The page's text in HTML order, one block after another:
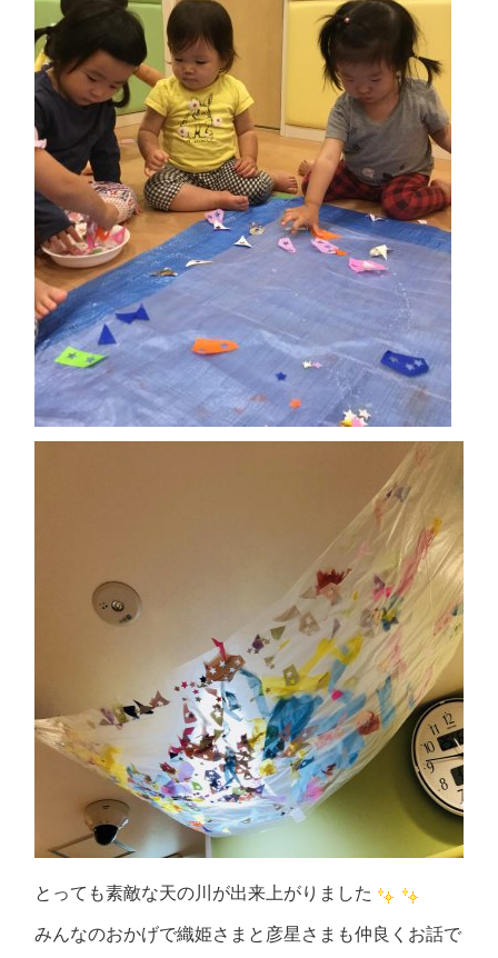
とっても素敵な天の川が出来上がりました
みんなのおかげで織姫さまと彦星さまも仲良くお話で